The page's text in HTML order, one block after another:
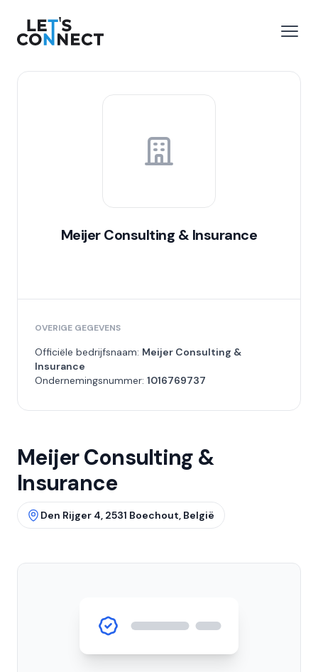
Let's Connect
Meijer Consulting & Insurance
OVERIGE GEGEVENS
Officiële bedrijfsnaam: Meijer Consulting &
Insurance
Ondernemingsnummer: 1016769737
Meijer Consulting &
Insurance
Den Rijger 4, 2531 Boechout, België